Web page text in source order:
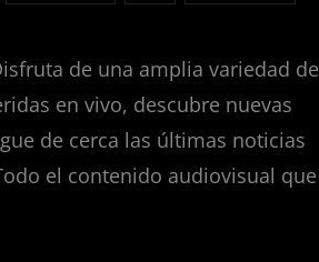
de una amplia variedad de
en vivo, descubre nuevas
de cerca las últimas noticias
el contenido audiovisual que